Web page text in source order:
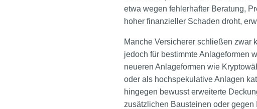
etwa wegen fehlerhafter Beratung,
hoher finanzieller Schaden droht,
Manche Versicherer schließen zwar
jedoch für bestimmte Anlageformen
neueren Anlageformen wie
oder als hochspekulative Anlagen
hingegen bewusst erweiterte
zusätzlichen Bausteinen oder gegen